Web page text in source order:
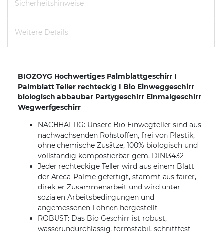
Sicherheitshinweise
Weitere Details
BIOZOYG Hochwertiges Palmblattgeschirr I
Palmblatt Teller rechteckig I Bio Einweggeschirr
biologisch abbaubar Partygeschirr Einmalgeschirr
Wegwerfgeschirr
NACHHALTIG: Unsere Bio Einwegteller sind aus
nachwachsenden Rohstoffen, frei von Plastik,
ohne chemische Zusätze, 100% biologisch und
vollständig kompostierbar gem. DIN13432
Jeder rechteckige Teller wird aus einem Blatt
der Areca-Palme gefertigt, stammt aus fairer,
direkter Zusammenarbeit und wird unter
sozialen Arbeitsbedingungen und
angemessenen Löhnen hergestellt
ROBUST: Das Bio Geschirr ist robust,
wasserundurchlässig, formstabil, schnittfest